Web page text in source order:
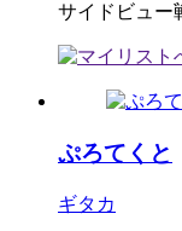
サイドビュー
ぷろてくと
ギタカ